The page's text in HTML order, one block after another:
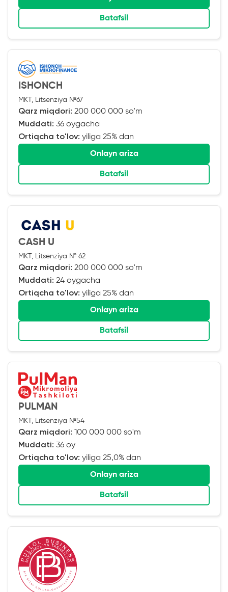
Batafsil
ISHONCH
MKT, Litsenziya №67
Qarz miqdori: 200 000 000 so'm
Muddati: 36 oygacha
Ortiqcha to'lov: yiliga 25% dan
Onlayn ariza
Batafsil
CASH U
MKT, Litsenziya № 62
Qarz miqdori: 200 000 000 so'm
Muddati: 24 oygacha
Ortiqcha to'lov: yiliga 25% dan
Onlayn ariza
Batafsil
PULMAN
MKT, Litsenziya №54
Qarz miqdori: 100 000 000 so'm
Muddati: 36 oy
Ortiqcha to'lov: yiliga 25,0% dan
Onlayn ariza
Batafsil